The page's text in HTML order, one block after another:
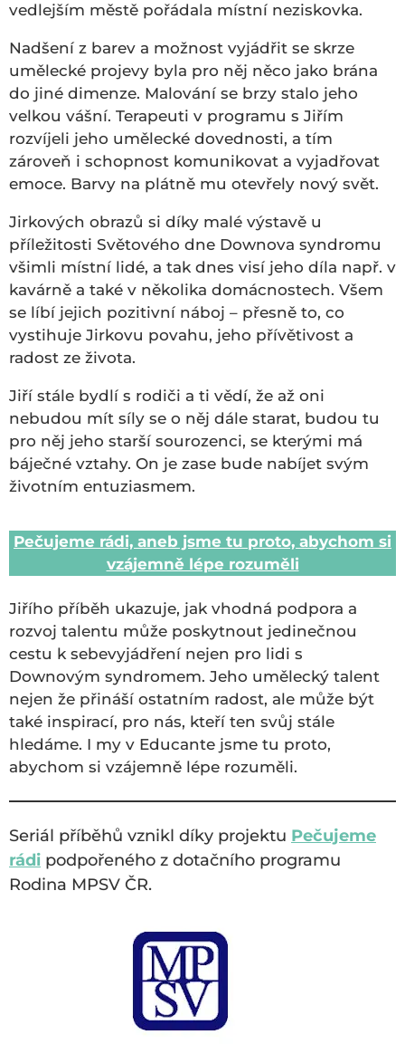
vedlejším městě pořádala místní neziskovka.
Nadšení z barev a možnost vyjádřit se skrze
umělecké projevy byla pro něj něco jako brána
do jiné dimenze. Malování se brzy stalo jeho
velkou vášní. Terapeuti v programu s Jiřím
rozvíjeli jeho umělecké dovednosti, a tím
zároveň i schopnost komunikovat a vyjadřovat
emoce. Barvy na plátně mu otevřely nový svět.
Jirkových obrazů si díky malé výstavě u
příležitosti Světového dne Downova syndromu
všimli místní lidé, a tak dnes visí jeho díla např. v
kavárně a také v několika domácnostech. Všem
se líbí jejich pozitivní náboj – přesně to, co
vystihuje Jirkovu povahu, jeho přívětivost a
radost ze života.
Jiří stále bydlí s rodiči a ti vědí, že až oni
nebudou mít síly se o něj dále starat, budou tu
pro něj jeho starší sourozenci, se kterými má
báječné vztahy. On je zase bude nabíjet svým
životním entuziasmem.
Pečujeme rádi, aneb jsme tu proto, abychom si
vzájemně lépe rozuměli
Jiřího příběh ukazuje, jak vhodná podpora a
rozvoj talentu může poskytnout jedinečnou
cestu k sebevyjádření nejen pro lidi s
Downovým syndromem. Jeho umělecký talent
nejen že přináší ostatním radost, ale může být
také inspirací, pro nás, kteří ten svůj stále
hledáme. I my v Educante jsme tu proto,
abychom si vzájemně lépe rozuměli.
Seriál příběhů vznikl díky projektu Pečujeme
rádi podpořeného z dotačního programu
Rodina MPSV ČR.